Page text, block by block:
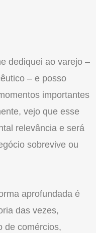
dediquei ao varejo –
– e posso
importantes
vejo que esse
relevância e será
sobrevive ou
aprofundada é
das vezes,
de comércios,